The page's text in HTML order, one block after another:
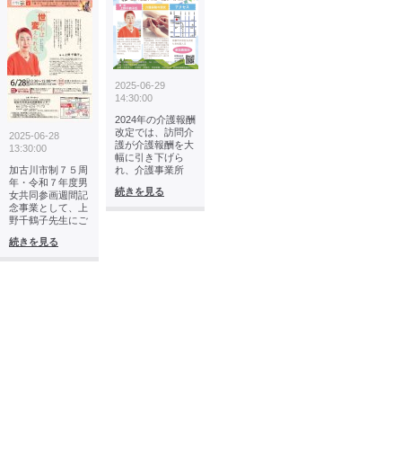
2025-06-28
13:30:00
加古川市制７５周
年・令和７年度男
女共同参画週間記
念事業として、上
野千鶴子先生にご
続きを見る
2025-06-29
14:30:00
2024年の介護報酬
改定では、訪問介
護が介護報酬を大
幅に引き下げら
れ、介護事業所
続きを見る